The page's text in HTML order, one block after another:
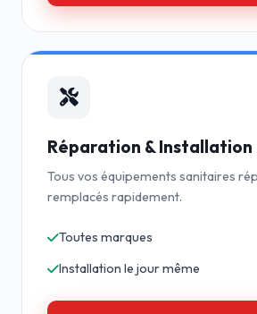
Réparation & Installation
Tous vos équipements sanitaires
remplacés rapidement.
Toutes marques
Installation le jour même